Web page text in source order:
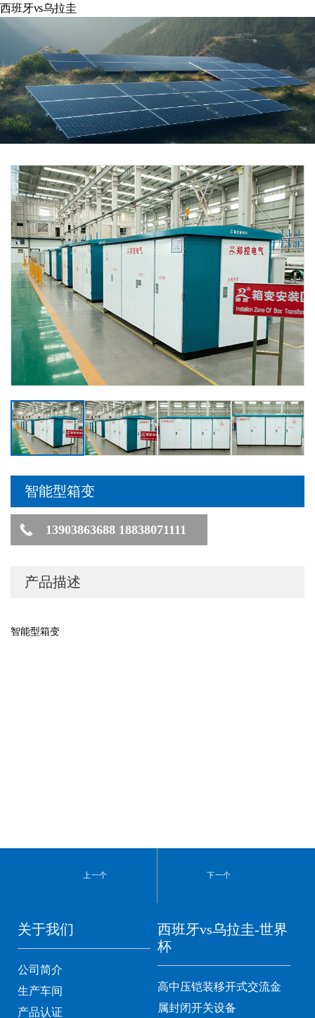
西班牙vs乌拉圭
智能型箱变
13903863688 18838071111
产品描述
智能型箱变
上一个 下一个
关于我们
公司简介
生产车间
产品认证
西班牙vs乌拉圭-世界
杯
高中压铠装移开式交流金
属封闭开关设备